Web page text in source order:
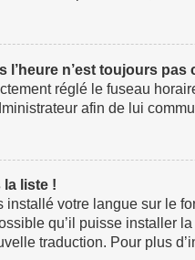
l’heure n’est toujours pas
réglé le fuseau
afin de lui
la liste !
installé votre langue sur le
qu’il puisse installer
traduction. Pour plus